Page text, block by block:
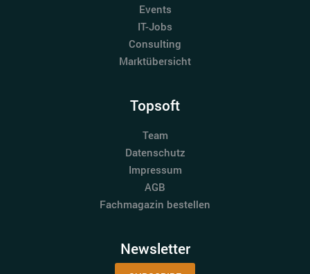
Events
IT-Jobs
Consulting
Marktübersicht
Topsoft
Team
Datenschutz
Impressum
AGB
Fachmagazin bestellen
Newsletter